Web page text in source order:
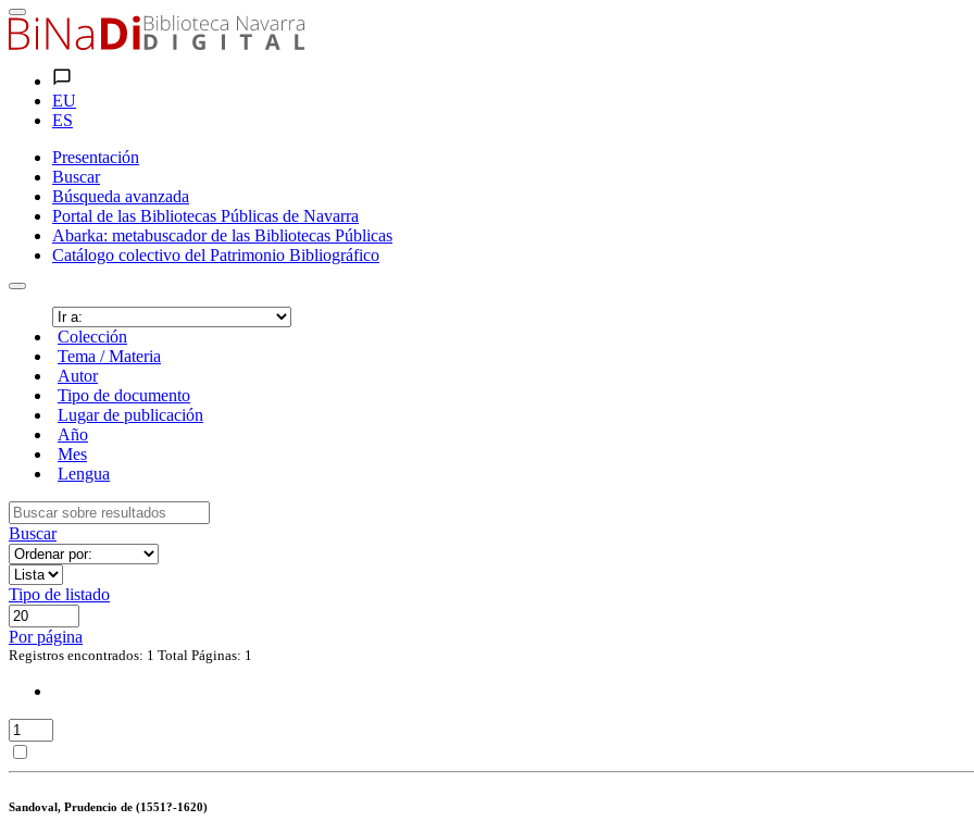
EU
ES
Presentación
Buscar
Búsqueda avanzada
Portal de las Bibliotecas Públicas de Navarra
Abarka: metabuscador de las Bibliotecas Públicas
Catálogo colectivo del Patrimonio Bibliográfico
Colección
Tema / Materia
Autor
Tipo de documento
Lugar de publicación
Año
Mes
Lengua
Buscar
Tipo de listado
Por página
Registros encontrados: 1 Total Páginas: 1
Sandoval, Prudencio de (1551?-1620)